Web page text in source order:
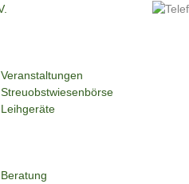
Veranstaltungen
Streuobstwiesenbörse
Leihgeräte
Beratung